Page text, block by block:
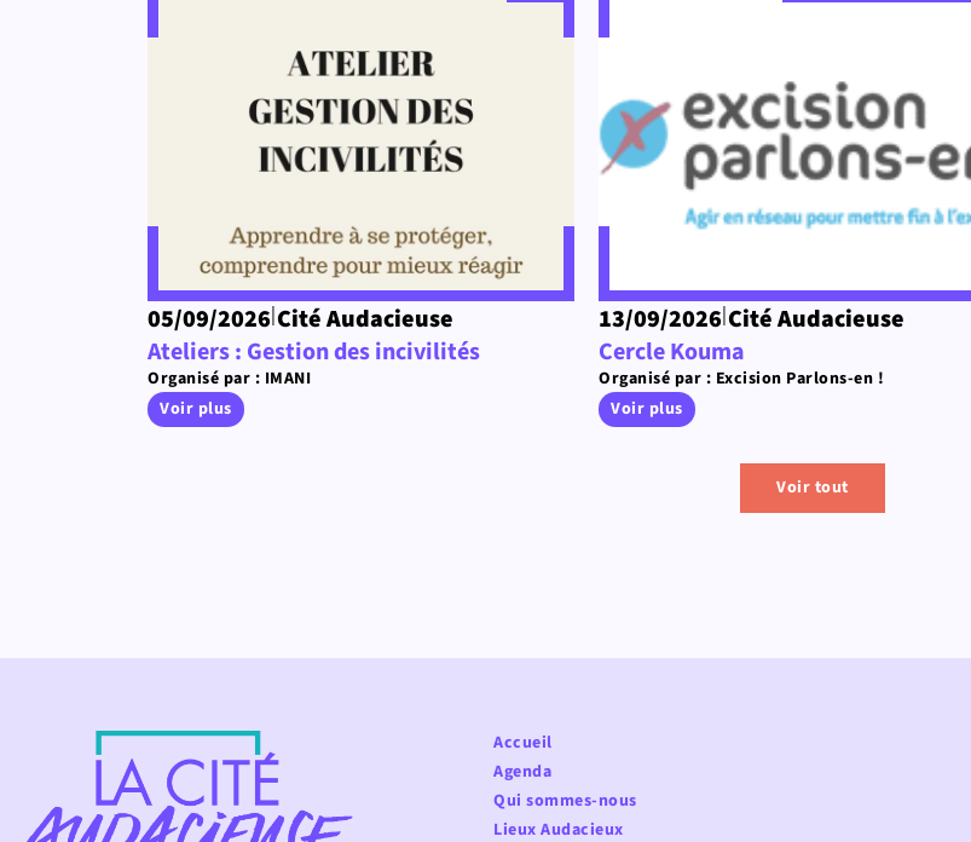
05/09/2026|Cité Audacieuse
Ateliers : Gestion des incivilités
Organisé par : IMANI
Voir plus
13/09/2026|Cité Audacieuse
Cercle Kouma
Organisé par : Excision Parlons-en !
Voir plus
Voir tout
Accueil
Agenda
Qui sommes-nous
Lieux Audacieux